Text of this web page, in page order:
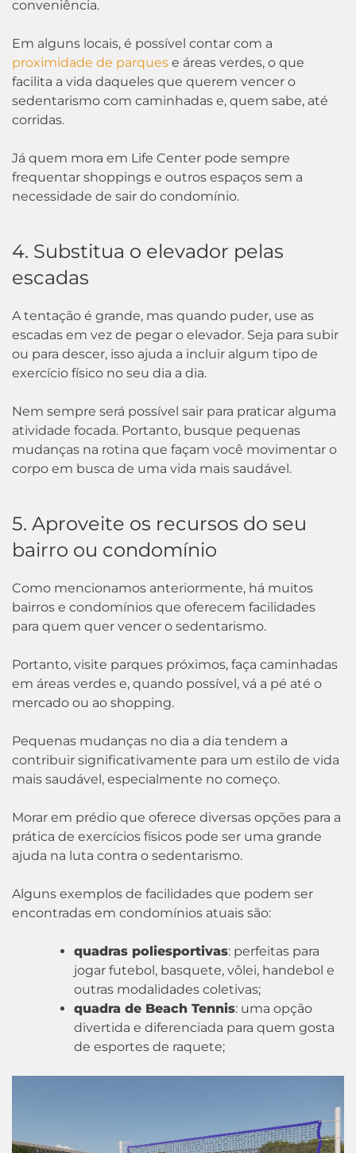
conveniência.
Em alguns locais, é possível contar com a
proximidade de parques e áreas verdes, o que
facilita a vida daqueles que querem vencer o
sedentarismo com caminhadas e, quem sabe, até
corridas.
Já quem mora em Life Center pode sempre
frequentar shoppings e outros espaços sem a
necessidade de sair do condomínio.
4. Substitua o elevador pelas
escadas
A tentação é grande, mas quando puder, use as
escadas em vez de pegar o elevador. Seja para subir
ou para descer, isso ajuda a incluir algum tipo de
exercício físico no seu dia a dia.
Nem sempre será possível sair para praticar alguma
atividade focada. Portanto, busque pequenas
mudanças na rotina que façam você movimentar o
corpo em busca de uma vida mais saudável.
5. Aproveite os recursos do seu
bairro ou condomínio
Como mencionamos anteriormente, há muitos
bairros e condomínios que oferecem facilidades
para quem quer vencer o sedentarismo.
Portanto, visite parques próximos, faça caminhadas
em áreas verdes e, quando possível, vá a pé até o
mercado ou ao shopping.
Pequenas mudanças no dia a dia tendem a
contribuir significativamente para um estilo de vida
mais saudável, especialmente no começo.
Morar em prédio que oferece diversas opções para a
prática de exercícios físicos pode ser uma grande
ajuda na luta contra o sedentarismo.
Alguns exemplos de facilidades que podem ser
encontradas em condomínios atuais são:
quadras poliesportivas: perfeitas para
jogar futebol, basquete, vôlei, handebol e
outras modalidades coletivas;
quadra de Beach Tennis: uma opção
divertida e diferenciada para quem gosta
de esportes de raquete;